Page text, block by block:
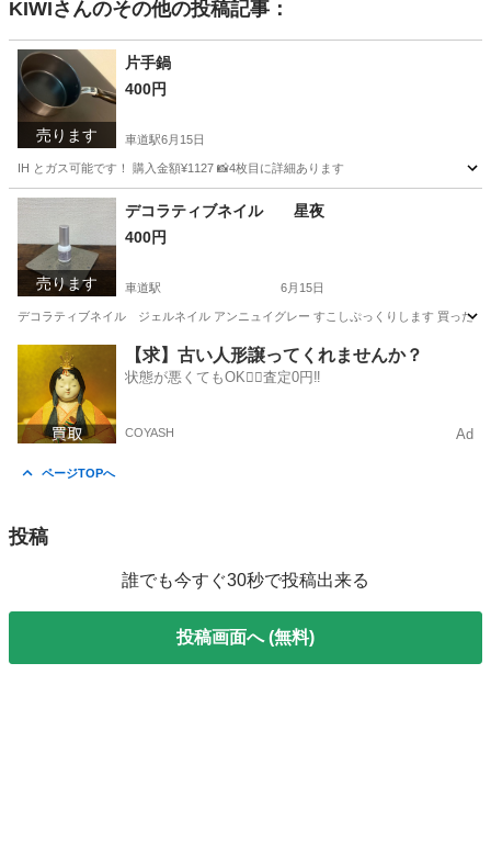
KIWIさんのその他の投稿記事：
売ります
片手鍋
400円
車道駅6月15日
IH とガス可能です！ 購入金額¥1127 📸4枚目に詳細あります
愛知 名古屋市 車道駅 調理器具
売ります
デコラティブネイル 星夜
400円
車道駅 6月15日
デコラティブネイル ジェルネイル アンニュイグレー すこしぷっくりします 買った
車道駅 ネイル
【求】古い人形譲ってくれませんか？
状態が悪くてもOK🙆‍♀️査定0円‼️
COYASH Ad
ページTOPへ
投稿
誰でも今すぐ30秒で投稿出来る
投稿画面へ (無料)